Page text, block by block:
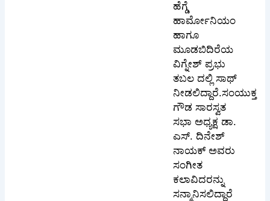
ಹೆಗ್ಡೆ
ಹಾರ್ಮೋನಿಯಂ
ಹಾಗೂ
ಮೂಡಬಿದಿರೆಯ
ವಿಗ್ನೇಶ್ ಪ್ರಭು
ತಬಲ ದಲ್ಲಿ ಸಾಥ್
ನೀಡಲಿದ್ದಾರೆ.ಸಂಯುಕ್ತ
ಗೌಡ ಸಾರಸ್ವತ
ಸಭಾ ಅಧ್ಯಕ್ಷ ಡಾ.
ಎಸ್. ದಿನೇಶ್
ನಾಯಕ್ ಅವರು
ಸಂಗೀತ
ಕಲಾವಿದರನ್ನು
ಸನ್ಮಾನಿಸಲಿದ್ದಾರೆ